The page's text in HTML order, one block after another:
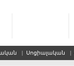
| Սոցիալական |